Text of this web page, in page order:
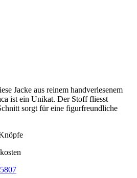
Jacke aus reinem handverlesenem
ist ein Unikat. Der Stoff fliesst
sorgt für eine figurfreundliche